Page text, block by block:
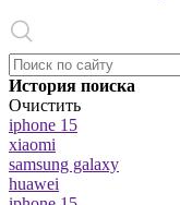
История поиска
Очистить
iphone 15
xiaomi
samsung galaxy
huawei